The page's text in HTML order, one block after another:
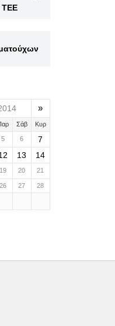
»
Σάβ Κυρ
5 6 7
13
14
19 20 21
26 27 28